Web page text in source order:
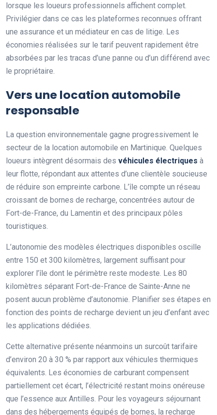
lorsque les loueurs professionnels affichent complet.
Privilégier dans ce cas les plateformes reconnues offrant
une assurance et un médiateur en cas de litige. Les
économies réalisées sur le tarif peuvent rapidement être
absorbées par les tracas d’une panne ou d’un différend avec
le propriétaire.
Vers une location automobile
responsable
La question environnementale gagne progressivement le
secteur de la location automobile en Martinique. Quelques
loueurs intègrent désormais des véhicules électriques à
leur flotte, répondant aux attentes d’une clientèle soucieuse
de réduire son empreinte carbone. L’île compte un réseau
croissant de bornes de recharge, concentrées autour de
Fort-de-France, du Lamentin et des principaux pôles
touristiques.
L’autonomie des modèles électriques disponibles oscille
entre 150 et 300 kilomètres, largement suffisant pour
explorer l’île dont le périmètre reste modeste. Les 80
kilomètres séparant Fort-de-France de Sainte-Anne ne
posent aucun problème d’autonomie. Planifier ses étapes en
fonction des points de recharge devient un jeu d’enfant avec
les applications dédiées.
Cette alternative présente néanmoins un surcoût tarifaire
d’environ 20 à 30 % par rapport aux véhicules thermiques
équivalents. Les économies de carburant compensent
partiellement cet écart, l’électricité restant moins onéreuse
que l’essence aux Antilles. Pour les voyageurs séjournant
dans des hébergements équipés de bornes, la recharge